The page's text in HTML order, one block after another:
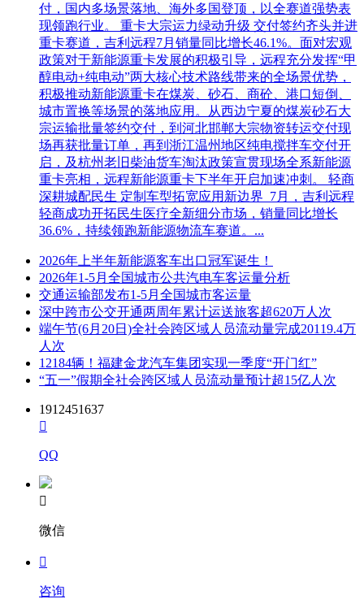
付，国内多场景落地、海外多国登顶，以全赛道强势表
现领跑行业。 重卡大宗运力绿动升级 交付签约齐头并进
重卡赛道，吉利远程7月销量同比增长46.1%。面对宏观
政策对于新能源重卡发展的积极引导，远程充分发挥“甲
醇电动+纯电动”两大核心技术路线带来的全场景优势，
积极推动新能源重卡在煤炭、砂石、商砼、港口短倒、
城市置换等场景的落地应用。从西边宁夏的煤炭砂石大
宗运输批量签约交付，到河北邯郸大宗物资转运交付现
场再获批量订单，再到浙江温州地区纯电搅拌车交付开
启，及杭州老旧柴油货车淘汰政策宣贯现场全系新能源
重卡亮相，远程新能源重卡下半年开启加速冲刺。 轻商
深耕城配民生 定制车型拓宽应用新边界 7月，吉利远程
轻商成功开拓民生医疗全新细分市场，销量同比增长
36.6%，持续领跑新能源物流车赛道。...
2026年上半年新能源客车出口冠军诞生！
2026年1-5月全国城市公共汽电车客运量分析
交通运输部发布1-5月全国城市客运量
深中跨市公交开通两周年累计运送旅客超620万人次
端午节(6月20日)全社会跨区域人员流动量完成20119.4万
人次
12184辆！福建金龙汽车集团实现一季度“开门红”
“五一”假期全社会跨区域人员流动量预计超15亿人次
1912451637

QQ

微信

咨询